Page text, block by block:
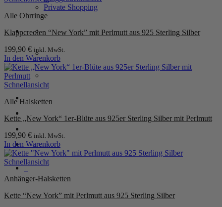
Private Shopping
Anmelden / Registrieren
0
Alle Ohrringe
Klappcreolen “New York” mit Perlmutt aus 925 Sterling Silber
199,90 € inkl. MwSt.
In den Warenkorb
Schnellansicht
Alle Halsketten
Kette „New York“ 1er-Blüte aus 925er Sterling Silber mit Perlmutt
199,90 € inkl. MwSt.
In den Warenkorb
Schnellansicht
Anhänger-Halsketten
Kette “New York” mit Perlmutt aus 925 Sterling Silber